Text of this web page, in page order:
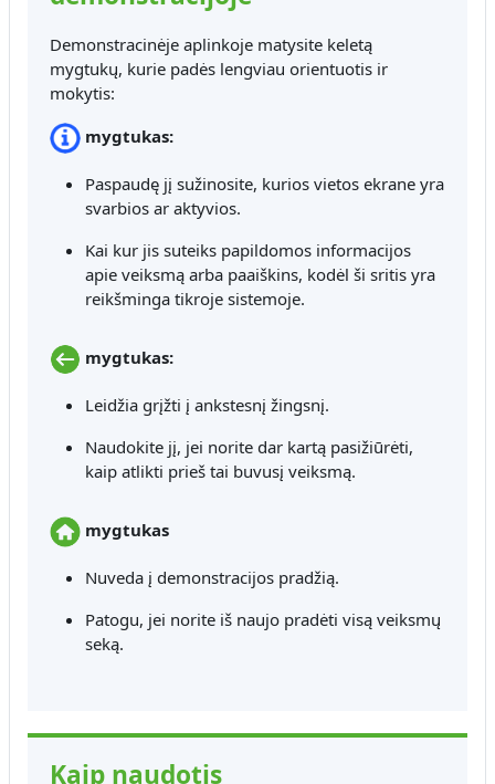
Demonstracinėje aplinkoje matysite keletą
mygtukų, kurie padės lengviau orientuotis ir
mokytis:
mygtukas:
Paspaudę jį sužinosite, kurios vietos ekrane yra
svarbios ar aktyvios.
Kai kur jis suteiks papildomos informacijos
apie veiksmą arba paaiškins, kodėl ši sritis yra
reikšminga tikroje sistemoje.
mygtukas:
Leidžia grįžti į ankstesnį žingsnį.
Naudokite jį, jei norite dar kartą pasižiūrėti,
kaip atlikti prieš tai buvusį veiksmą.
mygtukas
Nuveda į demonstracijos pradžią.
Patogu, jei norite iš naujo pradėti visą veiksmų
seką.
Kaip naudotis